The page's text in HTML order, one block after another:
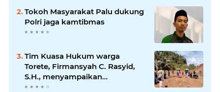
Tokoh Masyarakat Palu dukung
Polri jaga kamtibmas
Tim Kuasa Hukum warga
Torete, Firmansyah C. Rasyid,
S.H., menyampaikan
permohonan maaf atas